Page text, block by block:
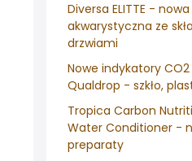
Diversa ELITTE -
akwarystyczna ze
drzwiami
Nowe indykatory CO2
Qualdrop - szkło,
Tropica Carbon
Water Conditioner -
preparaty